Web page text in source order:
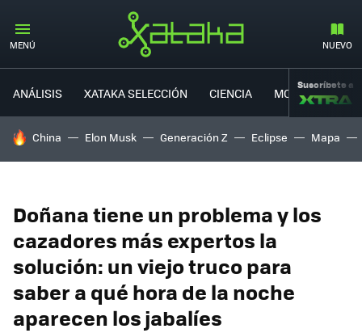
MENÚ NUEVO
ANÁLISIS XATAKA SELECCIÓN CIENCIA MOVILIDAD
Suscríbete a
HOY SE HABLA DE
China Elon Musk Generación Z Eclipse Mapa
Doñana tiene un problema y los
cazadores más expertos la
solución: un viejo truco para
saber a qué hora de la noche
aparecen los jabalíes